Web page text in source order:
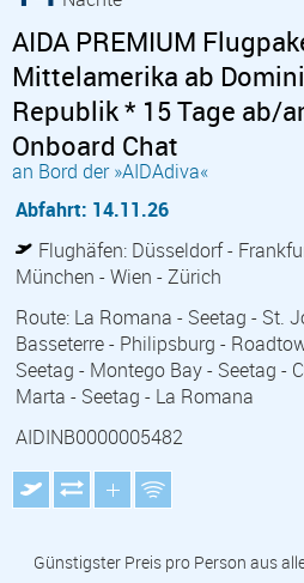
AIDA PREMIUM
Mittelamerika ab
Republik * 15 Tage ab/
Onboard Chat
an Bord der »AIDAdiva«
Abfahrt: 14.11.26
Flughäfen: Düsseldorf-
München - Wien - Zürich
Route: La Romana - Seetag - St.
Basseterre - Philipsburg -
Seetag - Montego Bay - Seetag -
Marta - Seetag - La Romana
AIDINB0000005482
Günstigster Preis pro Person aus